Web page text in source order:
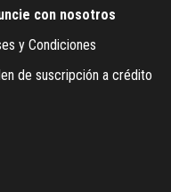
con nosotros
y Condiciones
de suscripción a crédito